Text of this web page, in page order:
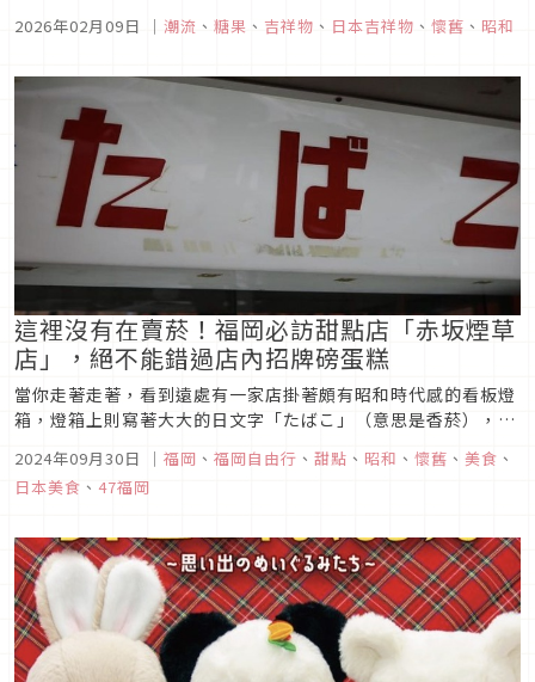
鼠，不僅僅是Kuppy Ramune的代表吉祥物，更成為可愛又具
2026年02月09日 ｜ 潮流 、 糖果 、 吉祥物 、 日本吉祥物 、 懷舊 、 昭和
這裡沒有在賣菸！福岡必訪甜點店「赤坂煙草
店」，絕不能錯過店內招牌磅蛋糕
當你走著走著，看到遠處有一家店掛著頗有昭和時代感的看板燈
箱，燈箱上則寫著大大的日文字「たばこ」（意思是香菸），單
近一看，才發現店面的透明櫥窗擺放的都是一個個長條狀的磅蛋
糕與甜點......原來，這裡是一家甜點店！
2024年09月30日 ｜ 福岡 、 福岡自由行 、 甜點 、 昭和 、 懷舊 、 美食 、
日本美食 、 47福岡